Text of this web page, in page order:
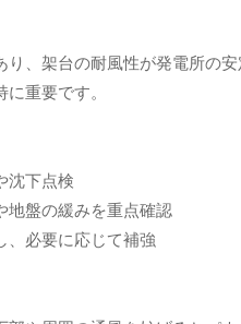
り、架台の耐風性が発電所の
重要です。
沈下点検
盤の緩みを重点確認
必要に応じて補強